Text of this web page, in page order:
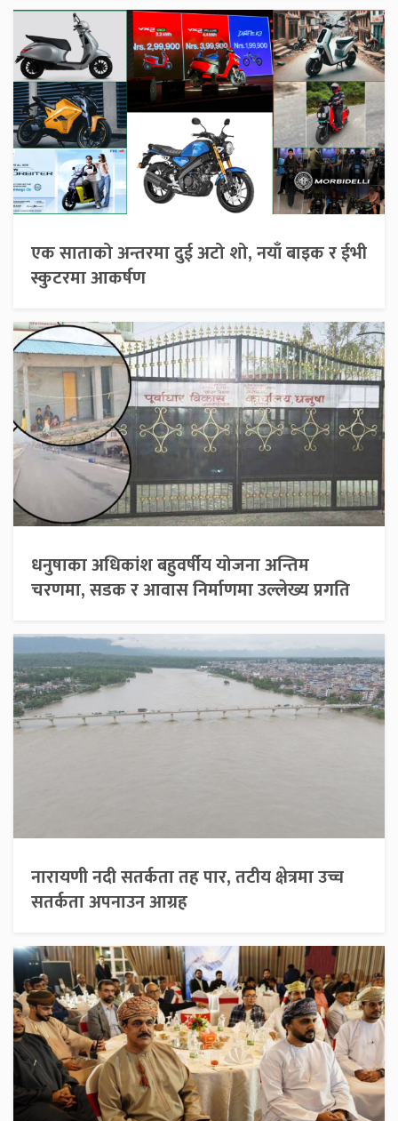
एक साताको अन्तरमा दुई अटो शो, नयाँ बाइक र ईभी
स्कुटरमा आकर्षण
धनुषाका अधिकांश बहुवर्षीय योजना अन्तिम
चरणमा, सडक र आवास निर्माणमा उल्लेख्य प्रगति
नारायणी नदी सतर्कता तह पार, तटीय क्षेत्रमा उच्च
सतर्कता अपनाउन आग्रह